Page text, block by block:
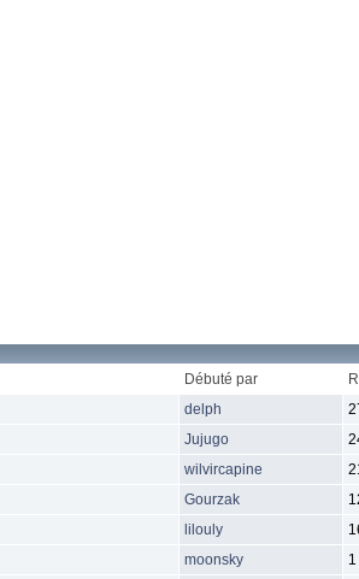
Débuté par
delph
Jujugo
wilvircapine
Gourzak
lilouly
moonsky 1